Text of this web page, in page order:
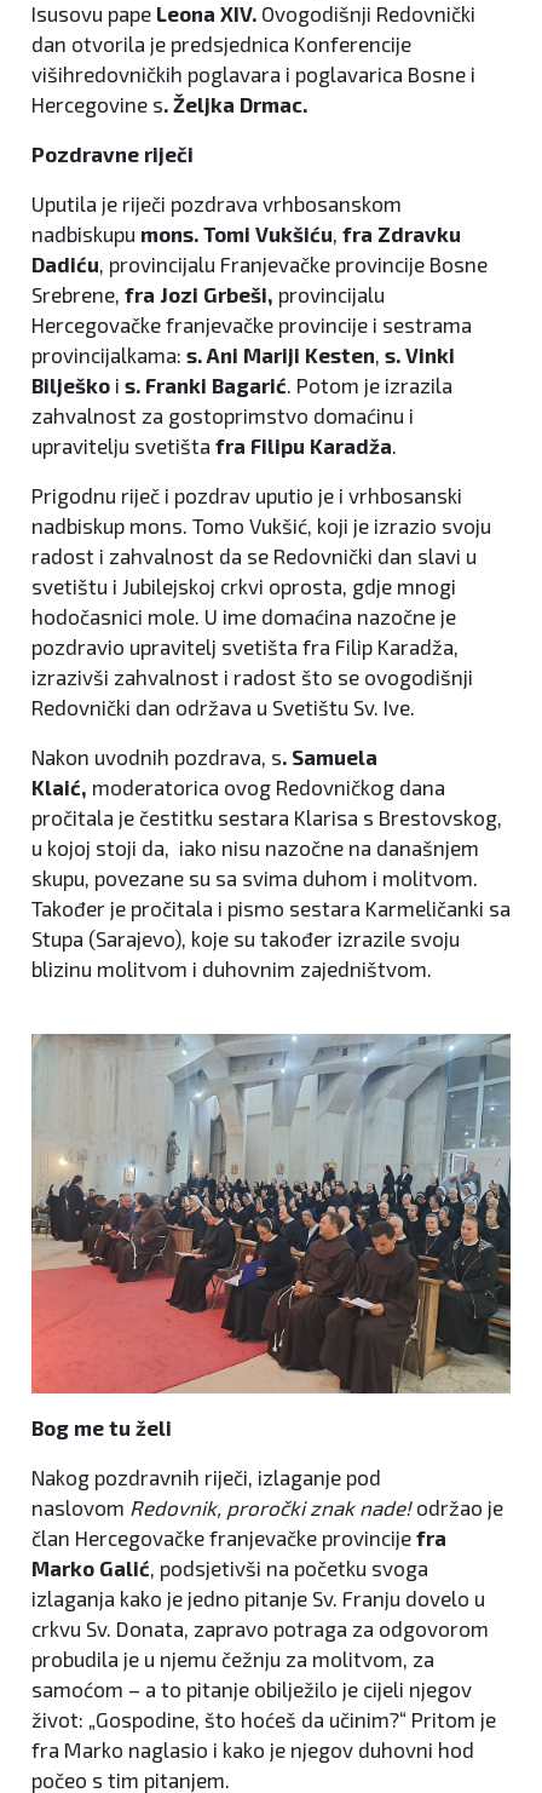
Isusovu pape Leona XIV. Ovogodišnji Redovnički
dan otvorila je predsjednica Konferencije
višihredovničkih poglavara i poglavarica Bosne i
Hercegovine s. Željka Drmac.
Pozdravne riječi
Uputila je riječi pozdrava vrhbosanskom
nadbiskupu mons. Tomi Vukšiću, fra Zdravku
Dadiću, provincijalu Franjevačke provincije Bosne
Srebrene, fra Jozi Grbeši, provincijalu
Hercegovačke franjevačke provincije i sestrama
provincijalkama: s. Ani Mariji Kesten, s. Vinki
Bilješko i s. Franki Bagarić. Potom je izrazila
zahvalnost za gostoprimstvo domaćinu i
upravitelju svetišta fra Filipu Karadža.
Prigodnu riječ i pozdrav uputio je i vrhbosanski
nadbiskup mons. Tomo Vukšić, koji je izrazio svoju
radost i zahvalnost da se Redovnički dan slavi u
svetištu i Jubilejskoj crkvi oprosta, gdje mnogi
hodočasnici mole. U ime domaćina nazočne je
pozdravio upravitelj svetišta fra Filip Karadža,
izrazivši zahvalnost i radost što se ovogodišnji
Redovnički dan održava u Svetištu Sv. Ive.
Nakon uvodnih pozdrava, s. Samuela
Klaić, moderatorica ovog Redovničkog dana
pročitala je čestitku sestara Klarisa s Brestovskog,
u kojoj stoji da, iako nisu nazočne na današnjem
skupu, povezane su sa svima duhom i molitvom.
Također je pročitala i pismo sestara Karmeličanki sa
Stupa (Sarajevo), koje su također izrazile svoju
blizinu molitvom i duhovnim zajedništvom.
Bog me tu želi
Nakog pozdravnih riječi, izlaganje pod
naslovom Redovnik, proročki znak nade!održao je
član Hercegovačke franjevačke provincije fra
Marko Galić, podsjetivši na početku svoga
izlaganja kako je jedno pitanje Sv. Franju dovelo u
crkvu Sv. Donata, zapravo potraga za odgovorom
probudila je u njemu čežnju za molitvom, za
samoćom – a to pitanje obilježilo je cijeli njegov
život: „Gospodine, što hoćeš da učinim?“ Pritom je
fra Marko naglasio i kako je njegov duhovni hod
počeo s tim pitanjem.